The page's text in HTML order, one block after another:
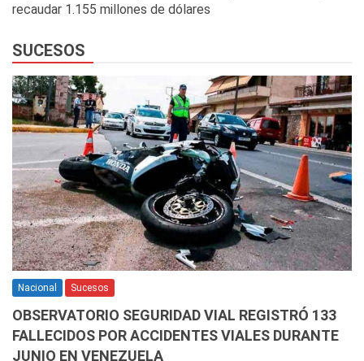
recaudar 1.155 millones de dólares
SUCESOS
Nacional Sucesos
OBSERVATORIO SEGURIDAD VIAL REGISTRÓ 133
FALLECIDOS POR ACCIDENTES VIALES DURANTE
JUNIO EN VENEZUELA